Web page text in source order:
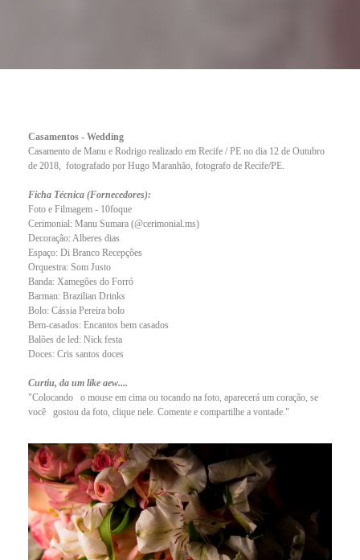
Casamentos - Wedding
Casamento de Manu e Rodrigo realizado em Recife / PE no dia 12 de Outubro
de 2018, fotografado por Hugo Maranhão, fotografo de Recife/PE.
Ficha Técnica (Fornecedores):
Foto e Filmagem - 10foque
Cerimonial: Manu Sumara (@cerimonial.ms)
Decoração: Alberes dias
Espaço: Di Branco Recepções
Orquestra: Som Justo
Banda: Xamegões do Forró
Barman: Brazilian Drinks
Bolo: Cássia Pereira bolo
Bem-casados: Encantos bem casados
Balões de led: Nick festa
Doces: Cris santos doces
Curtiu, da um like aew....
"Colocando o mouse em cima ou tocando na foto, aparecerá um coração, se
você gostou da foto, clique nele. Comente e compartilhe a vontade."